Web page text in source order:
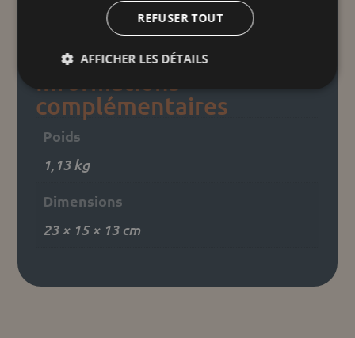
Ajouter au panier
Informations
complémentaires
Poids
1,13 kg
Dimensions
23 × 15 × 13 cm
REFUSER TOUT
AFFICHER LES DÉTAILS